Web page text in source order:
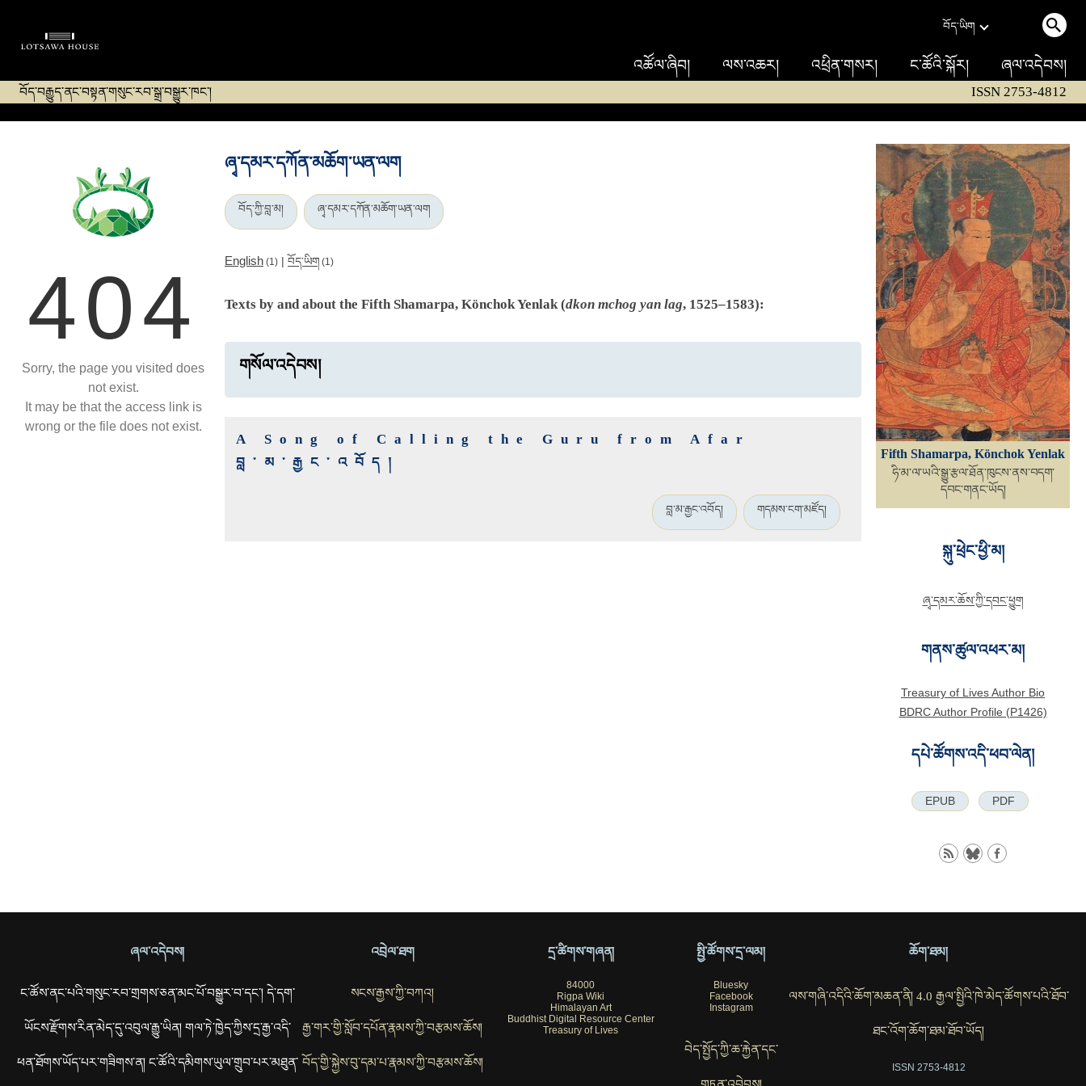
བོད་ཡིག
འཚོལ་ཞིབ། ལས་འཆར། འཕྲིན་གསར། ང་ཚོའི་སྐོར། ཞལ་འདེབས།
བོད་བརྒྱུད་ནང་བསྟན་གསུང་རབ་སྒྲ་བསྒྱུར་ཁང་། ISSN 2753-4812
404
Sorry, the page you visited does
not exist.
It may be that the access link is
wrong or the file does not exist.
ཞྭ་དམར་དཀོན་མཆོག་ཡན་ལག
བོད་ཀྱི་བླ་མ། ཞྭ་དམར་དཀོན་མཆོག་ཡན་ལག
English (1) | བོད་ཡིག (1)
Texts by and about the Fifth Shamarpa, Könchok Yenlak (dkon mchog yan lag, 1525–1583):
གསོལ་འདེབས།
A Song of Calling the Guru from Afar
བླ་མ་རྒྱང་འབོད།
བླ་མ་རྒྱང་འབོད། གདམས་ངག་མཛོད།
Fifth Shamarpa, Könchok Yenlak
ཧི་མ་ལ་ཡའི་སྒྱུ་རྩལ་ཐོན་ཁུངས་ནས་བདག་
དབང་གནང་ཡོད།
སྐུ་ཕྲེང་ཕྱི་མ།
ཞྭ་དམར་ཆོས་ཀྱི་དབང་ཕྱུག
གནས་ཚུལ་འཕར་མ།
Treasury of Lives Author Bio
BDRC Author Profile (P1426)
དཔེ་ཚོགས་འདི་ཕབ་ལེན།
EPUB PDF
ཞལ་འདེབས།
ང་ཚོས་ནང་པའི་གསུང་རབ་གྲགས་ཅན་མང་པོ་བསྒྱུར་བ་དང་། དེ་དག་
ཡོངས་རྫོགས་རིན་མེད་དུ་འབུལ་རྒྱུ་ཡིན། གལ་ཏེ་ཁྱེད་ཀྱིས་དྲ་རྒྱ་འདི་
ཕན་ཐོགས་ཡོད་པར་གཟིགས་ན། ང་ཚོའི་དམིགས་ཡུལ་གྲུབ་པར་མཐུན་
འབྲེལ་ཐག
སངས་རྒྱས་ཀྱི་བཀའ།
རྒྱ་གར་གྱི་སློབ་དཔོན་རྣམས་ཀྱི་བརྩམས་ཆོས།
བོད་གྱི་སྐྱེས་བུ་དམ་པ་རྣམས་ཀྱི་བརྩམས་ཆོས།
དྲ་ཚིགས་གཞན།
84000
Rigpa Wiki
Himalayan Art
Buddhist Digital Resource Center
Treasury of Lives
སྤྱི་ཚོགས་དྲ་ལམ།
Bluesky
Facebook
Instagram
བེད་སྤྱོད་ཀྱི་ཆ་རྐྱེན་དང་
ཆོག་ཐམ།
ལས་གཞི་འདིའི་ཆོག་མཆན་ནི། 4.0 རྒྱལ་སྤྱིའི་ཁེ་མེད་ཚོགས་པའི་ཐོབ་
ཐང་འོག་ཆོག་ཐམ་ཐོབ་ཡོད།
ISSN 2753-4812